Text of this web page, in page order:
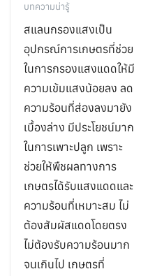
บทความน่ารู้
สแลนกรองแสงเป็น
อุปกรณ์การเกษตรที่ช่วย
ในการกรองแสงแดดให้มี
ความเข้มแสงน้อยลง ลด
ความร้อนที่ส่องลงมายัง
เบื้องล่าง มีประโยชน์มาก
ในการเพาะปลูก เพราะ
ช่วยให้พืชผลทางการ
เกษตรได้รับแสงแดดและ
ความร้อนที่เหมาะสม ไม่
ต้องสัมผัสแดดโดยตรง
ไม่ต้องรับความร้อนมาก
จนเกินไป เกษตรที่